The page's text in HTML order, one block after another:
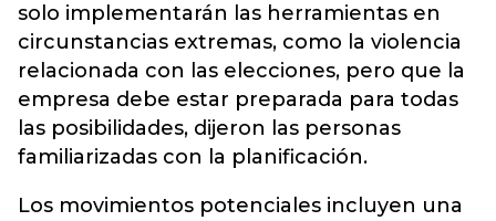
solo implementarán las herramientas en
circunstancias extremas, como la violencia
relacionada con las elecciones, pero que la
empresa debe estar preparada para todas
las posibilidades, dijeron las personas
familiarizadas con la planificación.
Los movimientos potenciales incluyen una